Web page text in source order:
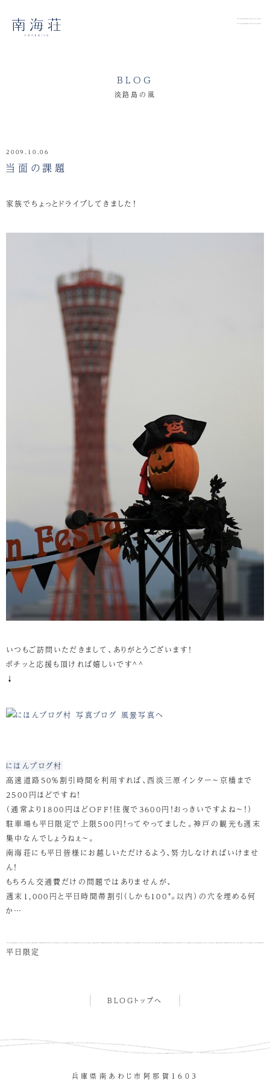
BLOG
淡路島の風
2009.10.06
当面の課題
家族でちょっとドライブしてきました！
いつもご訪問いただきまして、ありがとうございます！
ポチッと応援も頂ければ嬉しいです^^
↓
にほんブログ村
高速道路50％割引時間を利用すれば、西淡三原インター～京橋まで
2500円ほどですね！
（通常より1800円ほどOFF！往復で3600円！おっきいですよね～！）
駐車場も平日限定で上限500円！ってやってました。神戸の観光も週末
集中なんでしょうねぇ～。
南海荘にも平日皆様にお越しいただけるよう、努力しなければいけませ
ん！
もちろん交通費だけの問題ではありませんが、
週末1,000円と平日時間帯割引（しかも100㌔以内）の穴を埋める何
か…
平日限定
BLOGトップへ
兵庫県南あわじ市阿那賀１６０３